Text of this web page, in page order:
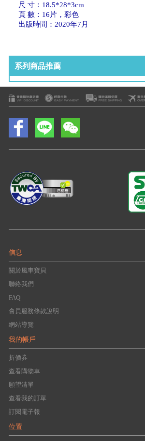
尺 寸：18.5*28*3cm
頁 數：16片，彩色
出版時間：2020年7月
系列商品推薦
信息
關於風車寶貝
聯絡我們
FAQ
會員服務條款說明
網站導覽
我的帳戶
折價券
查看購物車
願望清單
查看我的訂單
訂閱電子報
位置